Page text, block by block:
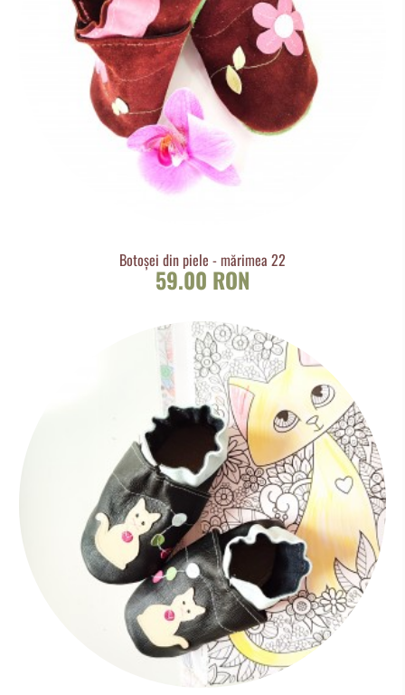
Botoșei din piele - mărimea 22
59.00 RON